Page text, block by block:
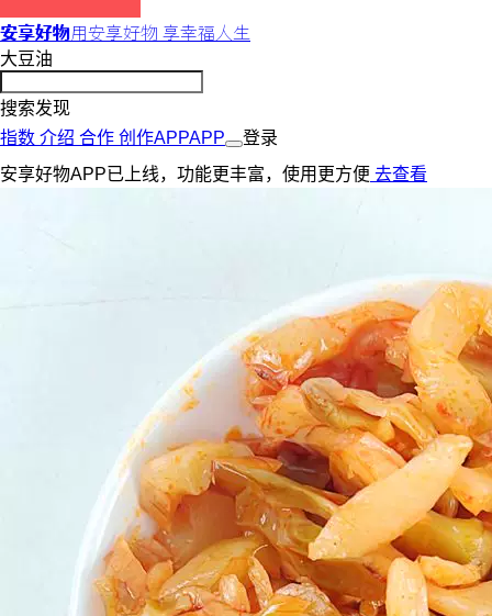
安享好物用安享好物 享幸福人生
大豆油
搜索发现
指数 介绍 合作 创作APPAPP
登录
安享好物APP已上线，功能更丰富，使用更方便 去查看